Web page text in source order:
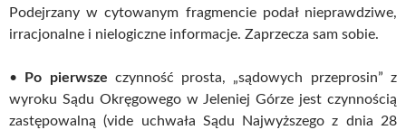
Podejrzany w cytowanym fragmencie podał nieprawdziwe,
irracjonalne i nielogiczne informacje. Zaprzecza sam sobie.
• Po pierwsze czynność prosta, „sądowych przeprosin” z
wyroku Sądu Okręgowego w Jeleniej Górze jest czynnością
zastępowalną (vide uchwała Sądu Najwyższego z dnia 28